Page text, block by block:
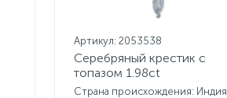
Артикул: 2053538
Серебряный крестик с
топазом 1.98ct
Страна происхождения: Индия